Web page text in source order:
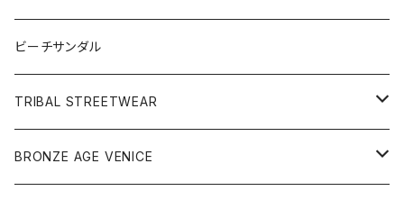
Surf Board(サーフボード )
OTHERS(サーフ小物)
WEAR(サーフブランド衣類)
CLOTHING(アパレル)
DECK(デッキ)
COMPLETE（完成品）
ビーチサンダル
TRIBAL STREETWEAR
小物類
BRONZE AGE VENICE